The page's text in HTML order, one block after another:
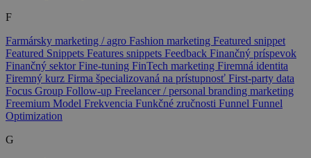
F
Farmársky marketing / agro Fashion marketing Featured snippet
Featured Snippets Features snippets Feedback Finančný príspevok
Finančný sektorFine-tuning FinTech marketing Firemná identita
Firemný kurz Firma špecializovaná na prístupnosť First-party data
Focus Group Follow-up Freelancer / personal branding marketing
Freemium Model Frekvencia Funkčné zručnosti Funnel Funnel
Optimization
G